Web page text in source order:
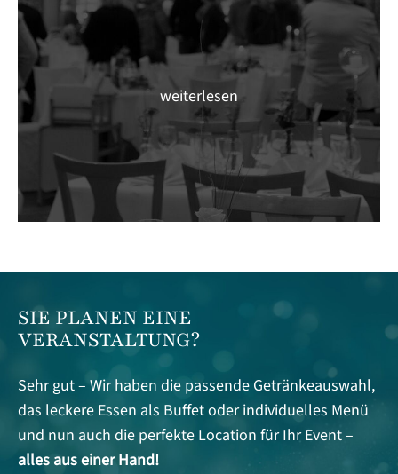
weiterlesen
SIE PLANEN EINE
VERANSTALTUNG?
Sehr gut – Wir haben die passende Getränkeauswahl,
das leckere Essen als Buffet oder individuelles Menü
und nun auch die perfekte Location für Ihr Event –
alles aus einer Hand!